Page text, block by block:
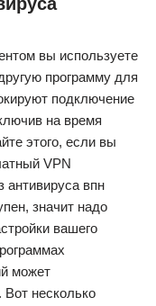
вы используете
программу для
подключение
на время
этого, если вы
VPN
антивируса впн
значит надо
вашего
может
несколько